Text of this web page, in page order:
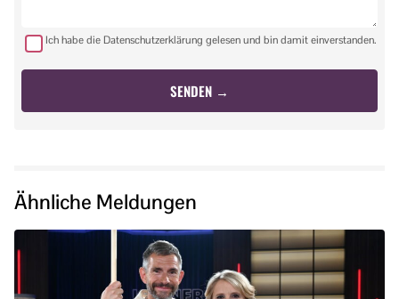
Ich habe die Datenschutzerklärung gelesen und bin damit einverstanden.
Ähnliche Meldungen